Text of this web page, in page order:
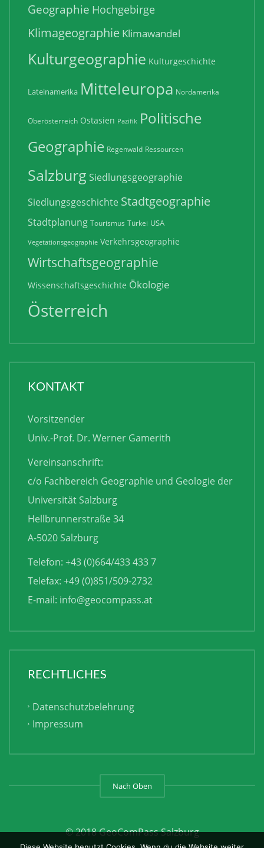
Geographie Hochgebirge
Klimageographie Klimawandel
Kulturgeographie Kulturgeschichte
Lateinamerika Mitteleuropa Nordamerika
Oberösterreich Ostasien Pazifik Politische
Geographie Regenwald Ressourcen
Salzburg Siedlungsgeographie
Siedlungsgeschichte Stadtgeographie
Stadtplanung Tourismus Türkei USA
Vegetationsgeographie Verkehrsgeographie
Wirtschaftsgeographie
Wissenschaftsgeschichte Ökologie
Österreich
KONTAKT
Vorsitzender
Univ.-Prof. Dr. Werner Gamerith
Vereinsanschrift:
c/o Fachbereich Geographie und Geologie der
Universität Salzburg
Hellbrunnerstraße 34
A-5020 Salzburg
Telefon: +43 (0)664/433 433 7
Telefax: +49 (0)851/509-2732
E-mail: info@geocompass.at
RECHTLICHES
Datenschutzbelehrung
Impressum
Nach Oben
© 2018 GeoComPass Salzburg